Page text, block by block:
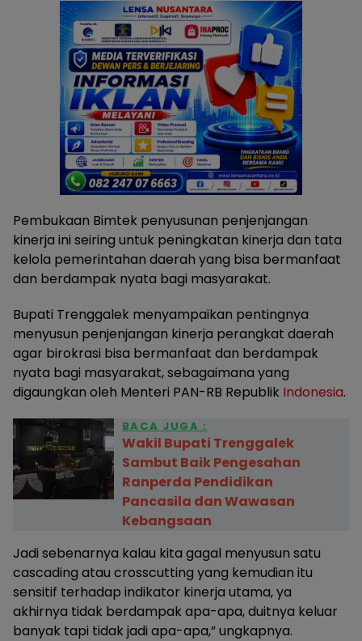
Pembukaan Bimtek penyusunan penjenjangan
kinerja ini seiring untuk peningkatan kinerja dan tata
kelola pemerintahan daerah yang bisa bermanfaat
dan berdampak nyata bagi masyarakat.
Bupati Trenggalek menyampaikan pentingnya
menyusun penjenjangan kinerja perangkat daerah
agar birokrasi bisa bermanfaat dan berdampak
nyata bagi masyarakat, sebagaimana yang
digaungkan oleh Menteri PAN-RB Republik Indonesia.
BACA JUGA :
Wakil Bupati Trenggalek
Sambut Baik Pengesahan
Ranperda Pendidikan
Pancasila dan Wawasan
Kebangsaan
Jadi sebenarnya kalau kita gagal menyusun satu
cascading atau crosscutting yang kemudian itu
sensitif terhadap indikator kinerja utama, ya
akhirnya tidak berdampak apa-apa, duitnya keluar
banyak tapi tidak jadi apa-apa,” ungkapnya.